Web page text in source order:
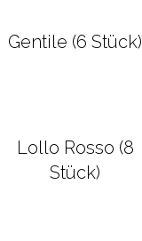
Gentile (6 Stück)
Lollo Rosso (8
Stück)